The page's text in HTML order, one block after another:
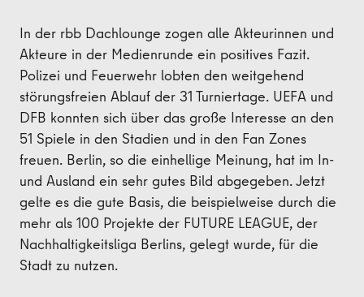
In der rbb Dachlounge zogen alle Akteurinnen und
Akteure in der Medienrunde ein positives Fazit.
Polizei und Feuerwehr lobten den weitgehend
störungsfreien Ablauf der 31 Turniertage. UEFA und
DFB konnten sich über das große Interesse an den
51 Spiele in den Stadien und in den Fan Zones
freuen. Berlin, so die einhellige Meinung, hat im In-
und Ausland ein sehr gutes Bild abgegeben. Jetzt
gelte es die gute Basis, die beispielweise durch die
mehr als 100 Projekte der FUTURE LEAGUE, der
Nachhaltigkeitsliga Berlins, gelegt wurde, für die
Stadt zu nutzen.